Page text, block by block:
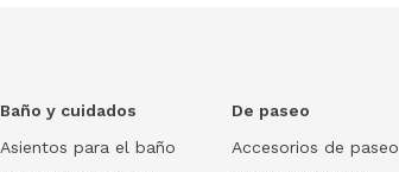
Baño y cuidados
Asientos para el baño
De paseo
Accesorios de paseo